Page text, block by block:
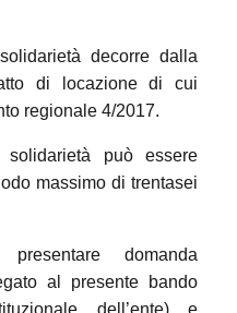
decorre dalla
di locazione di cui
regionale 4/2017.
solidarietà può essere
massimo di trentasei
domanda
al presente bando
dell’ente) e